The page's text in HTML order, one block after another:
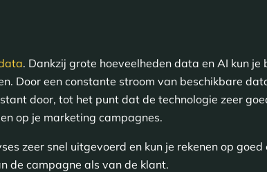
. Dankzij grote hoeveelheden data en AI kun je
Door een constante stroom van beschikbare
door, tot het punt dat de technologie zeer
op je marketing campagnes.
zeer snel uitgevoerd en kun je rekenen op
de campagne als van de klant.